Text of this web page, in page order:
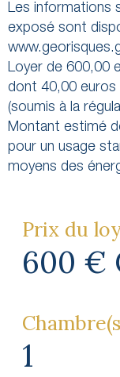
Les informations
exposé sont
Loyer de 600,00
dont 40,00 euros
(soumis à la
Montant estimé
pour un usage
Prix du
600 €
1